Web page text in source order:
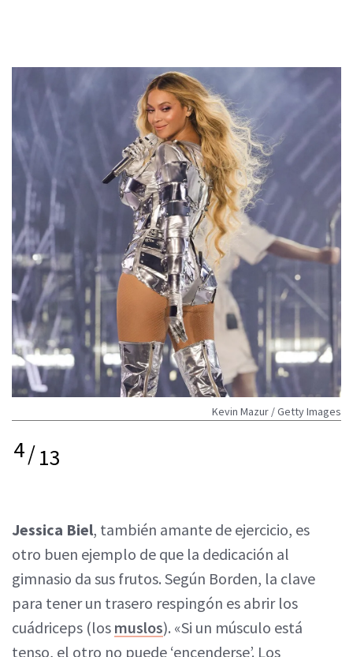
Kevin Mazur / Getty Images
4/13
Jessica Biel, también amante de ejercicio, es
otro buen ejemplo de que la dedicación al
gimnasio da sus frutos. Según Borden, la clave
para tener un trasero respingón es abrir los
cuádriceps (los muslos). «Si un músculo está
tenso, el otro no puede ‘encenderse’. Los